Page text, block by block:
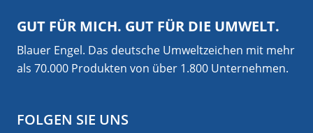
GUT FÜR MICH. GUT FÜR DIE UMWELT.
Blauer Engel. Das deutsche Umweltzeichen mit mehr
als 70.000 Produkten von über 1.800 Unternehmen.
FOLGEN SIE UNS